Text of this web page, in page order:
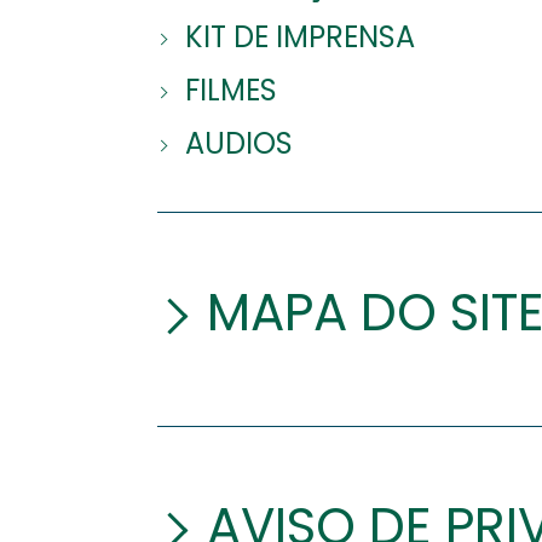
KIT DE IMPRENSA
FILMES
AUDIOS
MAPA DO SITE
AVISO DE